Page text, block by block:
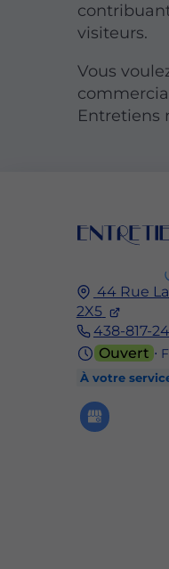
visiteurs.
Vous
Entretiens
44 Rue
2X5
438-817-
Ouvert ⋅
À votre